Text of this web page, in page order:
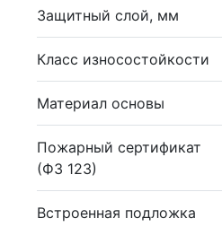
Защитный слой, мм
Класс износостойкости
Материал основы
Пожарный сертификат
(ФЗ 123)
Встроенная подложка